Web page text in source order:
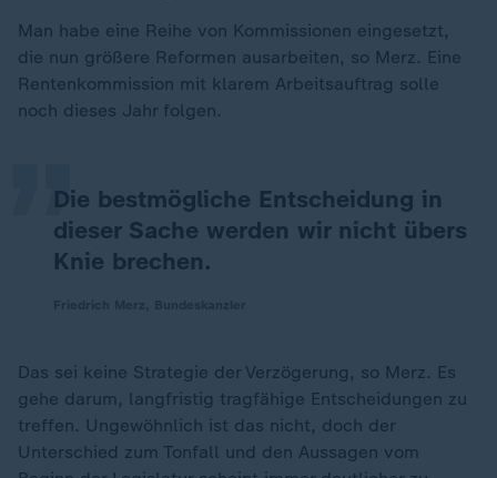
Man habe eine Reihe von Kommissionen eingesetzt,
die nun größere Reformen ausarbeiten, so Merz. Eine
Rentenkommission mit klarem Arbeitsauftrag solle
noch dieses Jahr folgen.
Die bestmögliche Entscheidung in
dieser Sache werden wir nicht übers
Knie brechen.
„
Das sei keine Strategie der Verzögerung, so Merz. Es
gehe darum, langfristig tragfähige Entscheidungen zu
treffen. Ungewöhnlich ist das nicht, doch der
Unterschied zum Tonfall und den Aussagen vom